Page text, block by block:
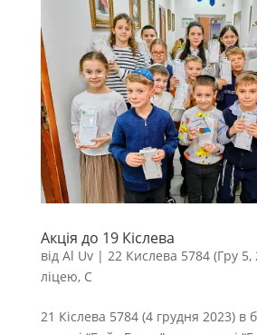
Акція до 19 Кіслева
від Al Uv| 22 Кислева 5784 (Гру 5,
ліцею, С
21 Кіслева 5784 (4 грудня 2023) в